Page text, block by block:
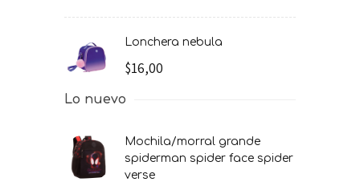
lonchera nebula
$16,00
Lo nuevo
mochila/morral grande
spiderman spider face spider
verse